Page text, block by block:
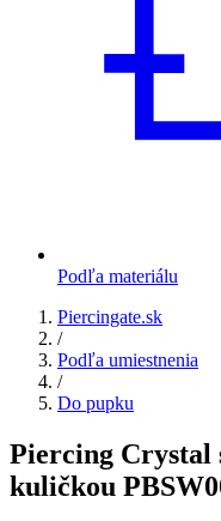
Podľa materiálu
Piercingate.sk
/
Podľa umiestnenia
/
Do pupku
Piercing Crystal
kuličkou